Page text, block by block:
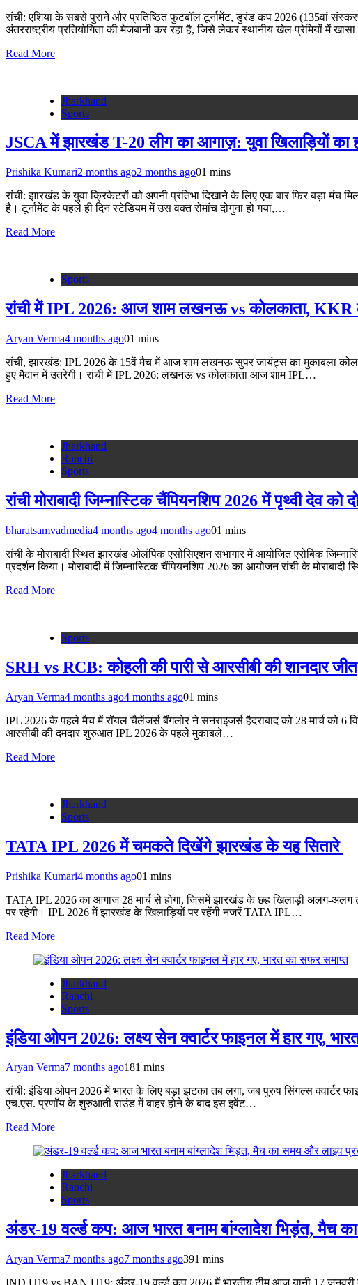
रांची: एशिया के सबसे पुराने और प्रतिष्ठित फुटबॉल टूर्नामेंट, डुरंड कप 2026 (135वां
अंतरराष्ट्रीय प्रतियोगिता की मेजबानी कर रहा है, जिसे लेकर स्थानीय खेल प्रेमियों में
Read More
Jharkhand
Sports
JSCA में झारखंड T-20 लीग का आगाज़: युवा खिलाड़ियों का
Prishika Kumari2 months ago2 months ago01 mins
रांची: झारखंड के युवा क्रिकेटरों को अपनी प्रतिभा दिखाने के लिए एक बार फिर बड़ा
है। टूर्नामेंट के पहले ही दिन स्टेडियम में उस वक्त रोमांच दोगुना हो गया,…
Read More
Sports
रांची में IPL 2026: आज शाम लखनऊ vs कोलकाता, KKR
Aryan Verma4 months ago01 mins
रांची, झारखंड: IPL 2026 के 15वें मैच में आज शाम लखनऊ सुपर जायंट्स का मुकाबला
हुए मैदान में उतरेगी। रांची में IPL 2026: लखनऊ vs कोलकाता आज शाम IPL…
Read More
Jharkhand
Ranchi
Sports
रांची मोराबादी जिम्नास्टिक चैंपियनशिप 2026 में पृथ्वी देव को
bharatsamvadmedia4 months ago4 months ago01 mins
रांची के मोराबादी स्थित झारखंड ओलंपिक एसोसिएशन सभागार में आयोजित एरोबिक
प्रदर्शन किया। मोराबादी में जिम्नास्टिक चैंपियनशिप 2026 का आयोजन रांची के
Read More
Sports
SRH vs RCB: कोहली की पारी से आरसीबी की शानदार जीत
Aryan Verma4 months ago4 months ago01 mins
IPL 2026 के पहले मैच में रॉयल चैलेंजर्स बैंगलोर ने सनराइजर्स हैदराबाद को 28 मार्च को
आरसीबी की दमदार शुरुआत IPL 2026 के पहले मुकाबले…
Read More
Jharkhand
Sports
TATA IPL 2026 में चमकते दिखेंगे झारखंड के यह सितारे
Prishika Kumari4 months ago01 mins
TATA IPL 2026 का आगाज 28 मार्च से होगा, जिसमें झारखंड के छह खिलाड़ी अलग-अलग
पर रहेगी। IPL 2026 में झारखंड के खिलाड़ियों पर रहेंगी नजरें TATA IPL…
Read More
Jharkhand
Ranchi
Sports
इंडिया ओपन 2026: लक्ष्य सेन क्वार्टर फाइनल में हार गए,
Aryan Verma7 months ago181 mins
रांची: इंडिया ओपन 2026 में भारत के लिए बड़ा झटका तब लगा, जब पुरुष सिंगल्स क्वार्टर
एच.एस. प्रणॉय के शुरुआती राउंड में बाहर होने के बाद इस इवेंट…
Read More
Jharkhand
Ranchi
Sports
अंडर-19 वर्ल्ड कप: आज भारत बनाम बांग्लादेश भिड़ंत, मैच
Aryan Verma7 months ago7 months ago391 mins